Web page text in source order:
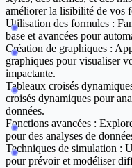
améliorer la lisibilité de vos
Utilisation des formules :
base et avancées pour
Création de graphiques :
graphiques pour visualiser
impactante.
Tableaux croisés
croisés dynamiques pour
données.
Fonctions avancées :
pour des analyses de
Techniques de simulation :
pour prévoir et modéliser